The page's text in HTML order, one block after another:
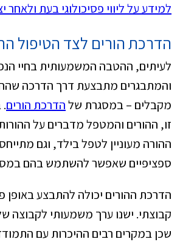
למידע על ליווי פסיכולוגי בעת ולאחר
הדרכת הורים לצד הטיפול
לעיתים, ההטבה המשמעותית בחיי
והמתבגרים מתבצעת דרך הדרכה
מקבלים – במסגרת שלהדרכת הורים.
זו, ההורים והמטפל מדברים על
ההורה מעוניין לטפל בילד, וגם
ספציפיים שאפשר להשתמש בהם
הדרכת ההורים יכולה להתבצע באופן
קבוצתי. ישנו ערך משמעותי לקבוצה
שכן במקרים רבים ההיכרות עם